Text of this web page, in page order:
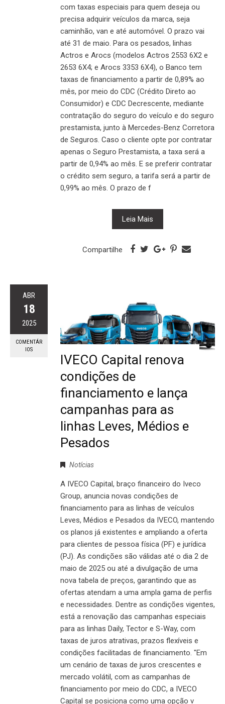
com taxas especiais para quem deseja ou
precisa adquirir veículos da marca, seja
caminhão, van e até automóvel. O prazo vai
até 31 de maio. Para os pesados, linhas
Actros e Arocs (modelos Actros 2553 6X2 e
2653 6X4; e Arocs 3353 6X4), o Banco tem
taxas de financiamento a partir de 0,89% ao
mês, por meio do CDC (Crédito Direto ao
Consumidor) e CDC Decrescente, mediante
contratação do seguro do veículo e do seguro
prestamista, junto à Mercedes-Benz Corretora
de Seguros. Caso o cliente opte por contratar
apenas o Seguro Prestamista, a taxa será a
partir de 0,94% ao mês. E se preferir contratar
o crédito sem seguro, a tarifa será a partir de
0,99% ao mês. O prazo de f
Leia Mais
Compartilhe
ABR
18
2025
COMENTÁR
IOS
IVECO Capital renova
condições de
financiamento e lança
campanhas para as
linhas Leves, Médios e
Pesados
Notícias
A IVECO Capital, braço financeiro do Iveco
Group, anuncia novas condições de
financiamento para as linhas de veículos
Leves, Médios e Pesados da IVECO, mantendo
os planos já existentes e ampliando a oferta
para clientes de pessoa física (PF) e jurídica
(PJ). As condições são válidas até o dia 2 de
maio de 2025 ou até a divulgação de uma
nova tabela de preços, garantindo que as
ofertas atendam a uma ampla gama de perfis
e necessidades. Dentre as condições vigentes,
está a renovação das campanhas especiais
para as linhas Daily, Tector e S-Way, com
taxas de juros atrativas, prazos flexíveis e
condições facilitadas de financiamento. "Em
um cenário de taxas de juros crescentes e
mercado volátil, com as campanhas de
financiamento por meio do CDC, a IVECO
Capital se posiciona como uma opção v